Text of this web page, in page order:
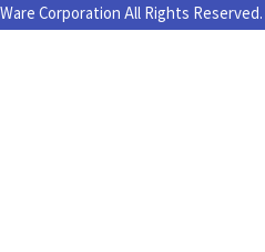
Corporation All Rights Reserved.